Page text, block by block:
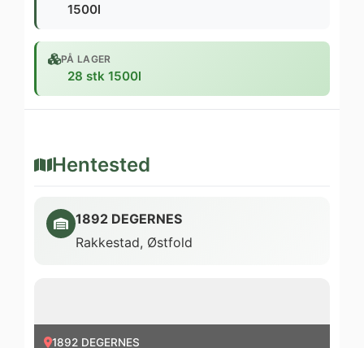
1500l
PÅ LAGER
28 stk 1500l
Hentested
1892 DEGERNES
Rakkestad, Østfold
1892 DEGERNES